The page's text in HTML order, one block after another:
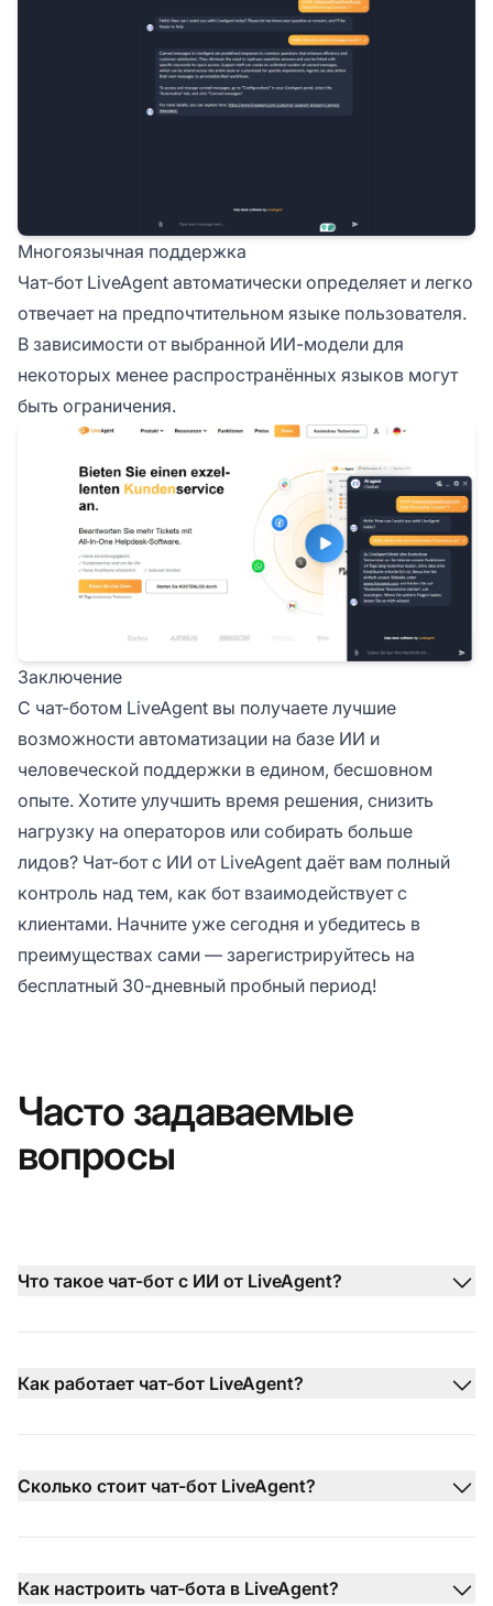
Многоязычная поддержка
Чат-бот LiveAgent автоматически определяет и легко
отвечает на предпочтительном языке пользователя.
В зависимости от выбранной ИИ-модели для
некоторых менее распространённых языков могут
быть ограничения.
Заключение
С чат-ботом LiveAgent вы получаете лучшие
возможности автоматизации на базе ИИ и
человеческой поддержки в едином, бесшовном
опыте. Хотите улучшить время решения, снизить
нагрузку на операторов или собирать больше
лидов? Чат-бот с ИИ от LiveAgent даёт вам полный
контроль над тем, как бот взаимодействует с
клиентами. Начните уже сегодня и убедитесь в
преимуществах сами — зарегистрируйтесь на
бесплатный 30-дневный пробный период!
Часто задаваемые
вопросы
Что такое чат-бот с ИИ от LiveAgent?
Как работает чат-бот LiveAgent?
Сколько стоит чат-бот LiveAgent?
Как настроить чат-бота в LiveAgent?